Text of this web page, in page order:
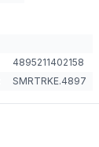
4895211402158
SMRTRKE.4897